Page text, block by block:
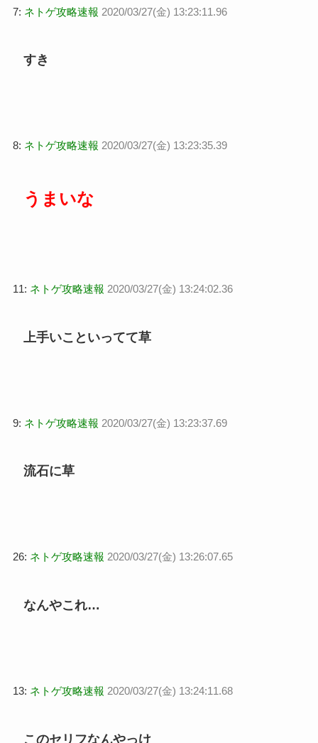
7: ネトゲ攻略速報 2020/03/27(金) 13:23:11.96
すき
8: ネトゲ攻略速報 2020/03/27(金) 13:23:35.39
うまいな
11: ネトゲ攻略速報 2020/03/27(金) 13:24:02.36
上手いこといってて草
9: ネトゲ攻略速報 2020/03/27(金) 13:23:37.69
流石に草
26: ネトゲ攻略速報 2020/03/27(金) 13:26:07.65
なんやこれ…
13: ネトゲ攻略速報 2020/03/27(金) 13:24:11.68
このセリフなんやっけ